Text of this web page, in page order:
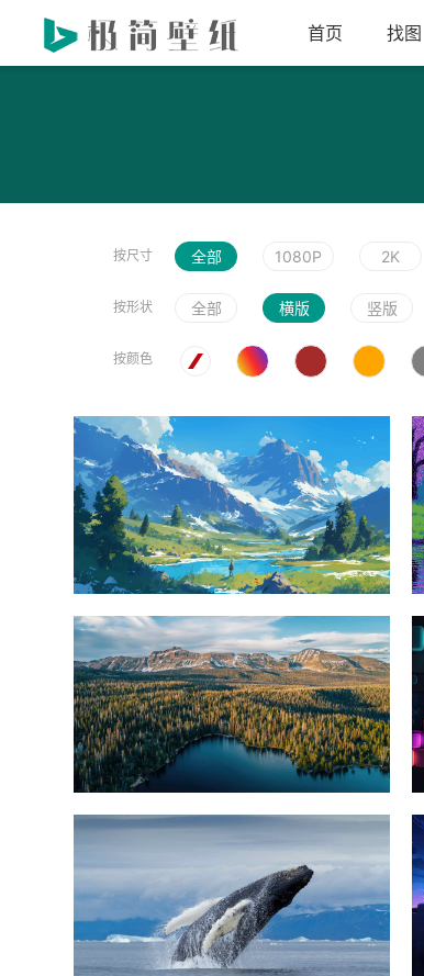
首页 找图
按尺寸 全部 1080P 2K
按形状 全部 横版 竖版
按颜色